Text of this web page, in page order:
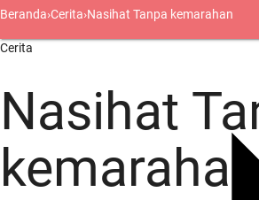
Beranda›Cerita›Nasihat Tanpa kemarahan
Cerita
Nasihat
kemarahan